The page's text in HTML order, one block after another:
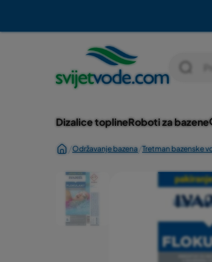
Dizalice toplineRoboti za bazene
/Održavanje bazena/Tretman bazenske